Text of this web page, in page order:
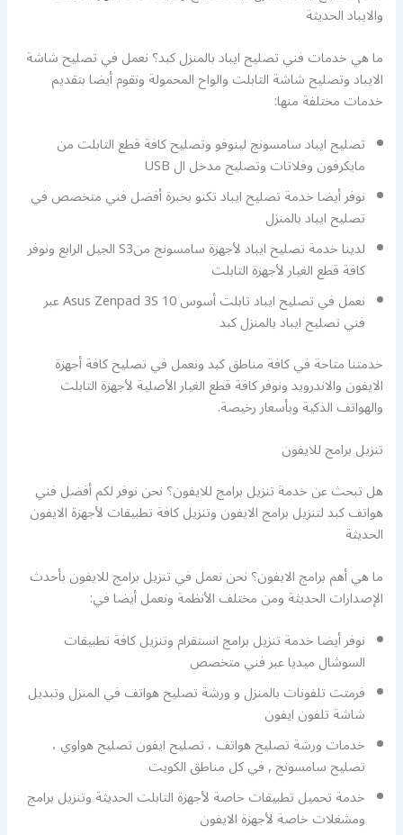
والايباد الحديثة
ما هي خدمات فني تصليح ايباد بالمنزل كبد؟ نعمل في تصليح شاشة
الايباد وتصليح شاشة التابلت والواح المحمولة ونقوم أيضا بتقديم
خدمات مختلفة منها:
تصليح ايباد سامسونج لينوفو وتصليح كافة قطع التابلت من
مايكرفون وفلاتات وتصليح مدخل ال USB
نوفر أيضا خدمة تصليح ايباد تكنو بخبرة أفضل فني متخصص في
تصليح ايباد بالمنزل
لدينا خدمة تصليح ايباد لأجهزة سامسونج منS3 الجيل الرابع ونوفر
كافة قطع الغيار لأجهزة التابلت
نعمل في تصليح ايباد تابلت أسوس Asus Zenpad 3S 10 عبر
فني تصليح ايباد بالمنزل كبد
خدمتنا متاحة في كافة مناطق كبد ونعمل في تصليح كافة أجهزة
الايفون والاندرويد ونوفر كافة قطع الغيار الأصلية لأجهزة التابلت
والهواتف الذكية وبأسعار رخيصة.
تنزيل برامج للايفون
هل تبحث عن خدمة تنزيل برامج للايفون؟ نحن نوفر لكم أفضل فني
هواتف كبد لتنزيل برامج الايفون وتنزيل كافة تطبيقات لأجهزة الايفون
الحديثة
ما هي أهم برامج الايفون؟ نحن نعمل في تنزيل برامج للايفون بأحدث
الإصدارات الحديثة ومن مختلف الأنظمة ونعمل أيضا في:
نوفر أيضا خدمة تنزيل برامج انستقرام وتنزيل كافة تطبيقات
السوشال ميديا عبر فني متخصص
فرمتت تلفونات بالمنزل و ورشة تصليح هواتف في المنزل وتبديل
شاشة تلفون ايفون
خدمات ورشة تصليح هواتف ، تصليح ايفون تصليح هواوي ،
تصليح سامسونج , في كل مناطق الكويت
خدمة تحميل تطبيقات خاصة لأجهزة التابلت الحديثة وتنزيل برامج
ومشغلات خاصة لأجهزة الايفون